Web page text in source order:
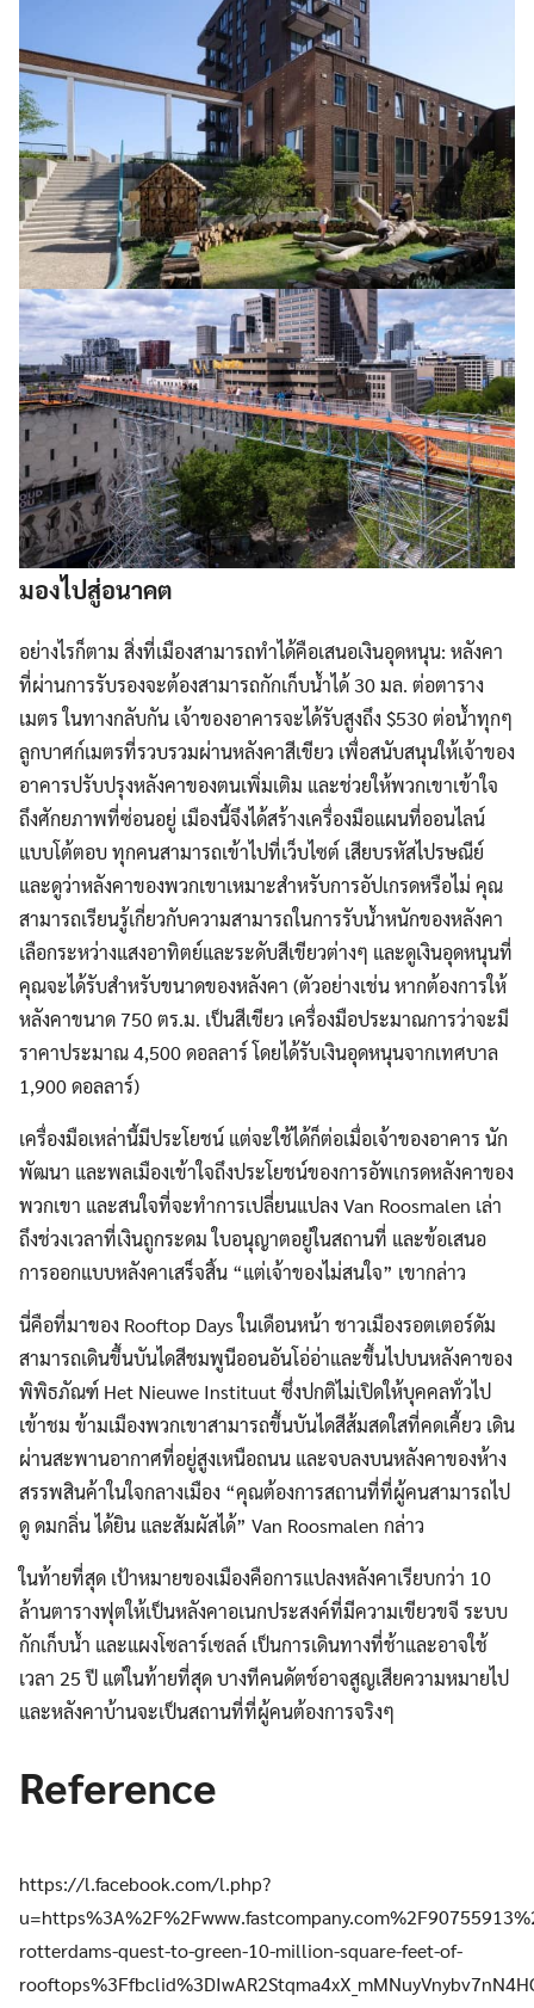
มองไปสู่อนาคต
อย่างไรก็ตาม สิ่งที่เมืองสามารถทำได้คือเสนอเงินอุดหนุน: หลังคา
ที่ผ่านการรับรองจะต้องสามารถกักเก็บน้ำได้ 30 มล. ต่อตาราง
เมตร ในทางกลับกัน เจ้าของอาคารจะได้รับสูงถึง $530 ต่อน้ำทุกๆ
ลูกบาศก์เมตรที่รวบรวมผ่านหลังคาสีเขียว เพื่อสนับสนุนให้เจ้าของ
อาคารปรับปรุงหลังคาของตนเพิ่มเติม และช่วยให้พวกเขาเข้าใจ
ถึงศักยภาพที่ซ่อนอยู่ เมืองนี้จึงได้สร้างเครื่องมือแผนที่ออนไลน์
แบบโต้ตอบ ทุกคนสามารถเข้าไปที่เว็บไซต์ เสียบรหัสไปรษณีย์
และดูว่าหลังคาของพวกเขาเหมาะสำหรับการอัปเกรดหรือไม่ คุณ
สามารถเรียนรู้เกี่ยวกับความสามารถในการรับน้ำหนักของหลังคา
เลือกระหว่างแสงอาทิตย์และระดับสีเขียวต่างๆ และดูเงินอุดหนุนที่
คุณจะได้รับสำหรับขนาดของหลังคา (ตัวอย่างเช่น หากต้องการให้
หลังคาขนาด 750 ตร.ม. เป็นสีเขียว เครื่องมือประมาณการว่าจะมี
ราคาประมาณ 4,500 ดอลลาร์ โดยได้รับเงินอุดหนุนจากเทศบาล
1,900 ดอลลาร์)
เครื่องมือเหล่านี้มีประโยชน์ แต่จะใช้ได้ก็ต่อเมื่อเจ้าของอาคาร นัก
พัฒนา และพลเมืองเข้าใจถึงประโยชน์ของการอัพเกรดหลังคาของ
พวกเขา และสนใจที่จะทำการเปลี่ยนแปลง Van Roosmalen เล่า
ถึงช่วงเวลาที่เงินถูกระดม ใบอนุญาตอยู่ในสถานที่ และข้อเสนอ
การออกแบบหลังคาเสร็จสิ้น “แต่เจ้าของไม่สนใจ” เขากล่าว
นี่คือที่มาของ Rooftop Days ในเดือนหน้า ชาวเมืองรอตเตอร์ดัม
สามารถเดินขึ้นบันไดสีชมพูนีออนอันโอ่อ่าและขึ้นไปบนหลังคาของ
พิพิธภัณฑ์ Het Nieuwe Instituut ซึ่งปกติไม่เปิดให้บุคคลทั่วไป
เข้าชม ข้ามเมืองพวกเขาสามารถขึ้นบันไดสีส้มสดใสที่คดเคี้ยว เดิน
ผ่านสะพานอากาศที่อยู่สูงเหนือถนน และจบลงบนหลังคาของห้าง
สรรพสินค้าในใจกลางเมือง “คุณต้องการสถานที่ที่ผู้คนสามารถไป
ดู ดมกลิ่น ได้ยิน และสัมผัสได้” Van Roosmalen กล่าว
ในท้ายที่สุด เป้าหมายของเมืองคือการแปลงหลังคาเรียบกว่า 10
ล้านตารางฟุตให้เป็นหลังคาอเนกประสงค์ที่มีความเขียวขจี ระบบ
กักเก็บน้ำ และแผงโซลาร์เซลล์ เป็นการเดินทางที่ช้าและอาจใช้
เวลา 25 ปี แต่ในท้ายที่สุด บางทีคนดัตช์อาจสูญเสียความหมายไป
และหลังคาบ้านจะเป็นสถานที่ที่ผู้คนต้องการจริงๆ
Reference
https://l.facebook.com/l.php?
rotterdams-quest-to-green-10-million-square-feet-of-